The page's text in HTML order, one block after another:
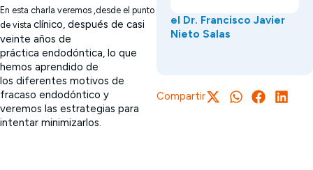
En esta charla veremos ,desde el punto
de vista clínico, después de casi
veinte años de
práctica endodóntica, lo que
hemos aprendido de
los diferentes motivos de
fracaso endodóntico y
veremos las estrategias para
intentar minimizarlos.
el Dr. Francisco Javier
Nieto Salas
Compartir